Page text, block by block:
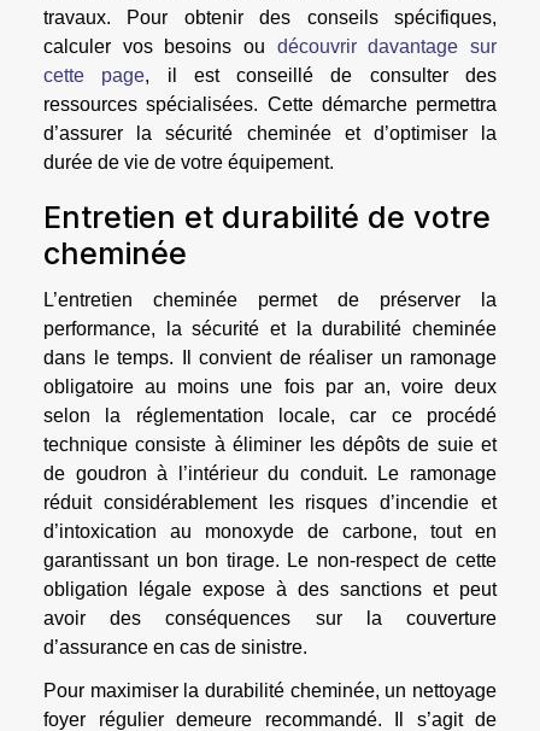
travaux. Pour obtenir des conseils spécifiques,
calculer vos besoins ou découvrir davantage sur
cette page, il est conseillé de consulter des
ressources spécialisées. Cette démarche permettra
d’assurer la sécurité cheminée et d’optimiser la
durée de vie de votre équipement.
Entretien et durabilité de votre
cheminée
L’entretien cheminée permet de préserver la
performance, la sécurité et la durabilité cheminée
dans le temps. Il convient de réaliser un ramonage
obligatoire au moins une fois par an, voire deux
selon la réglementation locale, car ce procédé
technique consiste à éliminer les dépôts de suie et
de goudron à l’intérieur du conduit. Le ramonage
réduit considérablement les risques d’incendie et
d’intoxication au monoxyde de carbone, tout en
garantissant un bon tirage. Le non-respect de cette
obligation légale expose à des sanctions et peut
avoir des conséquences sur la couverture
d’assurance en cas de sinistre.
Pour maximiser la durabilité cheminée, un nettoyage
foyer régulier demeure recommandé. Il s’agit de